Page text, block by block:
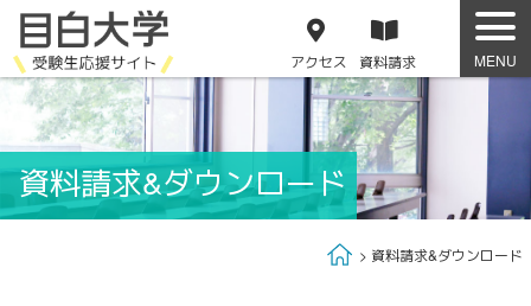
アクセス 資料請求
資料請求&ダウンロード
Home
資料請求&ダウンロード